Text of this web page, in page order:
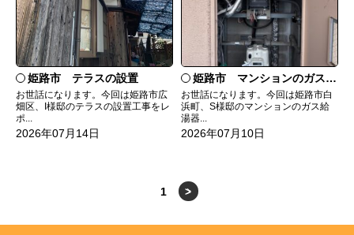
姫路市 テラスの設置
お世話になります。今回は姫路市広
畑区、I様邸のテラスの設置工事をレ
ポ...
2026年07月14日
姫路市 マンションのガス給湯器の交換
お世話になります。今回は姫路市白
浜町、S様邸のマンションのガス給
湯器...
2026年07月10日
1 >